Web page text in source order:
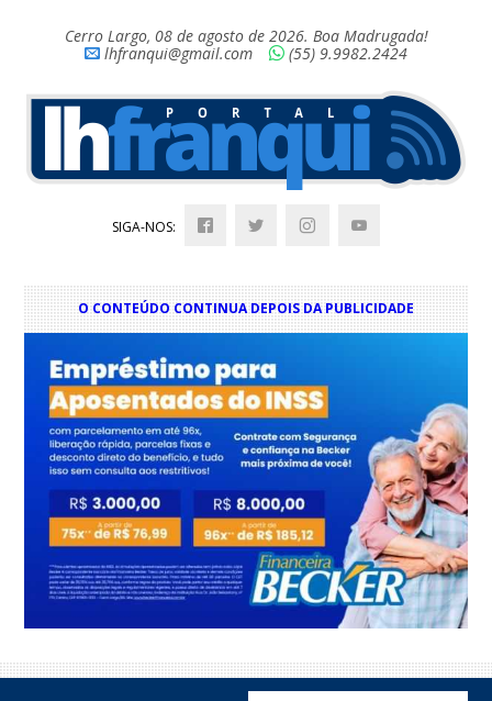
Cerro Largo, 08 de agosto de 2026. Boa Madrugada!
lhfranqui@gmail.com
(55) 9.9982.2424
SIGA-NOS:
O CONTEÚDO CONTINUA DEPOIS DA PUBLICIDADE